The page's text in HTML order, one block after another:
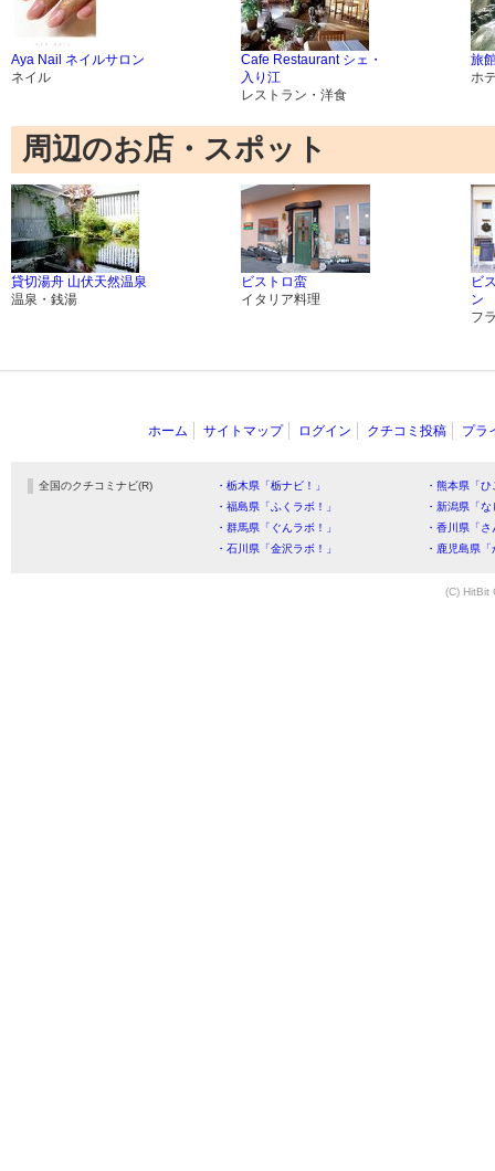
Aya Nail ネイルサロン
ネイル
Cafe Restaurant シェ・
入り江
レストラン・洋食
旅
ホ
周辺のお店・スポット
貸切湯舟 山伏天然温泉
温泉・銭湯
ビストロ蛮
イタリア料理
ビ
ン
フ
ホーム サイトマップ ログイン クチコミ投稿 プラ
全国のクチコミナビ(R) ・栃木県「栃ナビ！」
・熊本県「
・福島県「ふくラボ！」
・新潟県「
・群馬県「ぐんラボ！」
・香川県「
・石川県「金沢ラボ！」
・鹿児島県
(C) HitBit